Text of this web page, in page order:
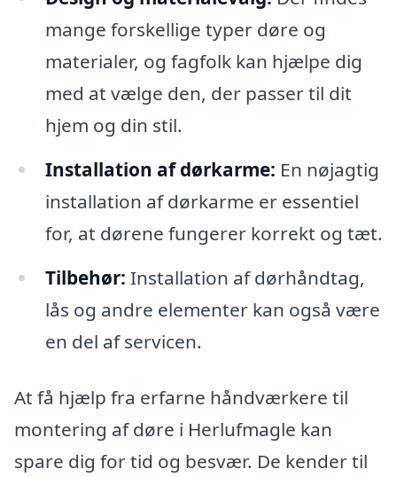
mange forskellige typer døre og
materialer, og fagfolk kan hjælpe dig
med at vælge den, der passer til dit
hjem og din stil.
Installation af dørkarme: En nøjagtig
installation af dørkarme er essentiel
for, at dørene fungerer korrekt og tæt.
Tilbehør: Installation af dørhåndtag,
lås og andre elementer kan også være
en del af servicen.
At få hjælp fra erfarne håndværkere til
montering af døre i Herlufmagle kan
spare dig for tid og besvær. De kender til